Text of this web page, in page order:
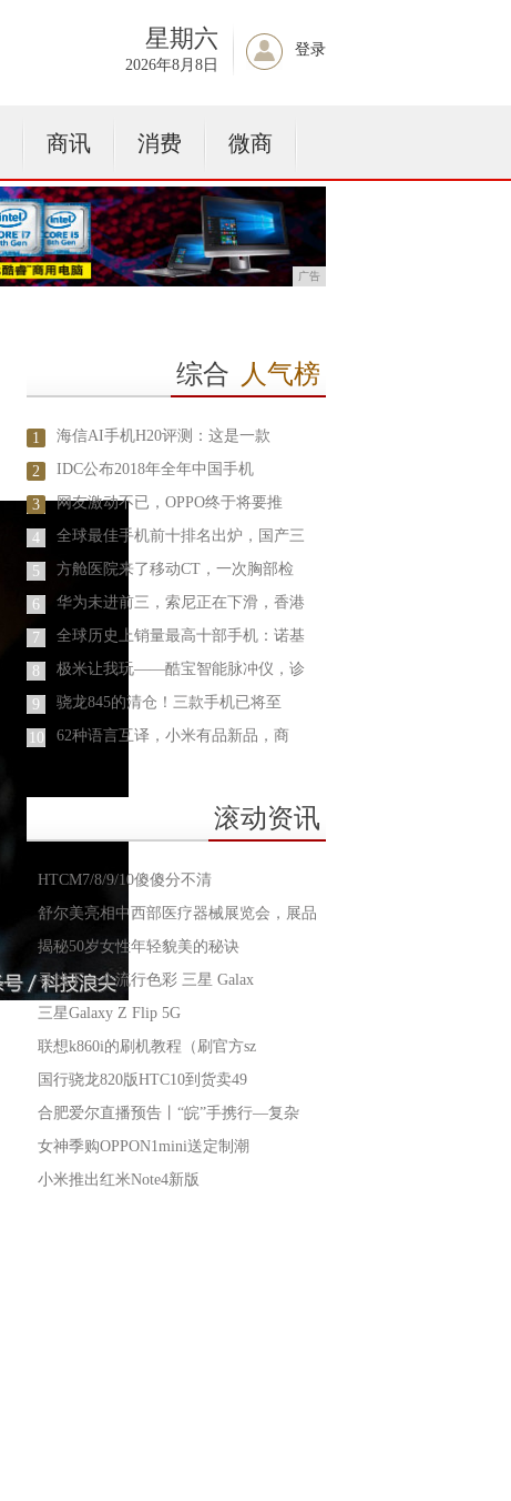
星期六
2026年8月8日
登录
商讯 消费 微商
广告
综合 人气榜
1 海信AI手机H20评测：这是一款
2 IDC公布2018年全年中国手机
3 网友激动不已，OPPO终于将要推
4 全球最佳手机前十排名出炉，国产三
5 方舱医院来了移动CT，一次胸部检
6 华为未进前三，索尼正在下滑，香港
7 全球历史上销量最高十部手机：诺基
8 极米让我玩——酷宝智能脉冲仪，诊
9 骁龙845的清仓！三款手机已将至
10 62种语言互译，小米有品新品，商
滚动资讯
HTCM7/8/9/10傻傻分不清
舒尔美亮相中西部医疗器械展览会，展品
揭秘50岁女性年轻貌美的秘诀
寻找下一个流行色彩 三星 Galax
三星Galaxy Z Flip 5G
联想k860i的刷机教程（刷官方sz
国行骁龙820版HTC10到货卖49
合肥爱尔直播预告丨“皖”手携行—复杂
女神季购OPPON1mini送定制潮
小米推出红米Note4新版